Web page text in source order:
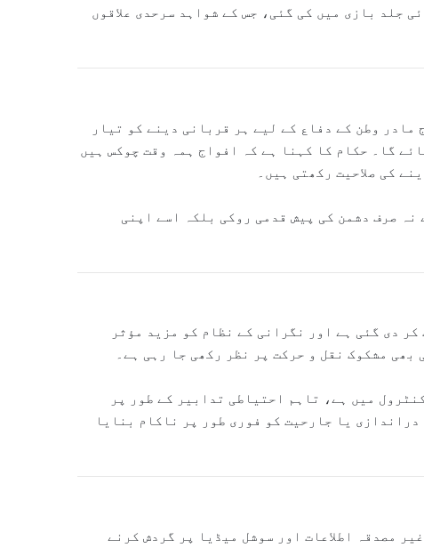
جلد بازی میں کی گئی، جس کے شواہد سرحدی علاقوں
وطن کے دفاع کے لیے ہر قربانی دینے کو تیار
گا۔ حکام کا کہنا ہے کہ افواج ہمہ وقت چوکس ہیں
کی صلاحیت رکھتی ہیں۔
صرف دشمن کی پیش قدمی روکی بلکہ اسے اپنی
دی گئی ہے اور نگرانی کے نظام کو مزید مؤثر
مشکوک نقل و حرکت پر نظر رکھی جا رہی ہے۔
میں ہے، تاہم احتیاطی تدابیر کے طور پر
یا جارحیت کو فوری طور پر ناکام بنایا
مصدقہ اطلاعات اور سوشل میڈیا پر گردش کرنے